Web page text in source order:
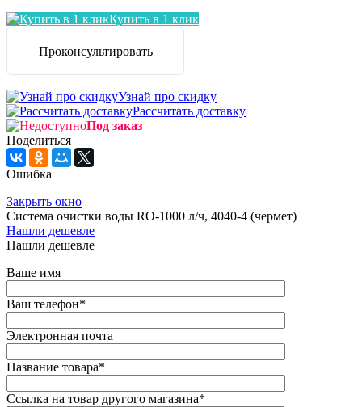
Купить в 1 клик
Проконсультировать
Узнай про скидку
Рассчитать доставку
Под заказ
Поделиться
Ошибка
Закрыть окно
Система очистки воды RO-1000 л/ч, 4040-4 (чермет)
Нашли дешевле
Нашли дешевле
Ваше имя
Ваш телефон*
Электронная почта
Название товара*
Ссылка на товар другого магазина*